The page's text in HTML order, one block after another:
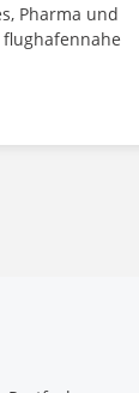
Pharma und